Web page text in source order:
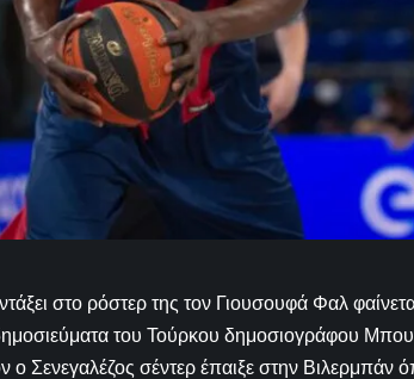
στο ρόστερ της τον Γιουσουφά Φαλ
του Τούρκου δημοσιογράφου
ο Σενεγαλέζος σέντερ έπαιξε στην Βιλερμπάν